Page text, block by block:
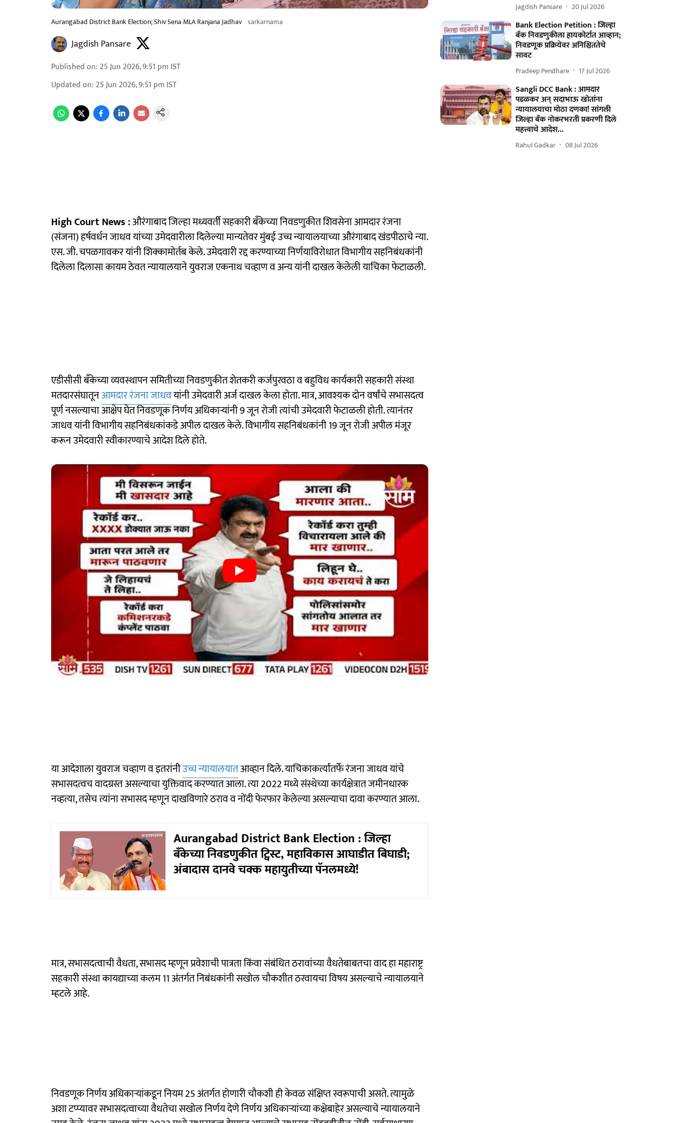
Aurangabad District Bank Election; Shiv Sena MLA Ranjana Jadhav sarkarnama
Jagdish Pansare
Published on: 25 Jun 2026, 9:51 pm IST
Updated on: 25 Jun 2026, 9:51 pm IST
High Court News :औरंगाबाद जिल्हा मध्यवर्ती सहकारी बँकेच्या निवडणुकीत शिवसेना आमदार रंजना
(संजना) हर्षवर्धन जाधव यांच्या उमेदवारीला दिलेल्या मान्यतेवर मुंबई उच्च न्यायालयाच्या औरंगाबाद खंडपीठाचे न्या.
एस. जी. चपळगावकर यांनी शिक्कामोर्तब केले. उमेदवारी रद्द करण्याच्या निर्णयाविरोधात विभागीय सहनिबंधकांनी
दिलेला दिलासा कायम ठेवत न्यायालयाने युवराज एकनाथ चव्हाण व अन्य यांनी दाखल केलेली याचिका फेटाळली.
एडीसीसी बँकेच्या व्यवस्थापन समितीच्या निवडणुकीत शेतकरी कर्जपुरवठा व बहुविध कार्यकारी सहकारी संस्था
मतदारसंघातूनआमदार रंजना जाधवयांनी उमेदवारी अर्ज दाखल केला होता. मात्र, आवश्यक दोन वर्षांचे सभासदत्व
पूर्ण नसल्याचा आक्षेप घेत निवडणूक निर्णय अधिकाऱ्यांनी 9 जून रोजी त्यांची उमेदवारी फेटाळली होती. त्यानंतर
जाधव यांनी विभागीय सहनिबंधकांकडे अपील दाखल केले. विभागीय सहनिबंधकांनी 19 जून रोजी अपील मंजूर
करून उमेदवारी स्वीकारण्याचे आदेश दिले होते.
या आदेशाला युवराज चव्हाण व इतरांनीउच्च न्यायालयातआव्हान दिले. याचिकाकर्त्यांतर्फे रंजना जाधव यांचे
सभासदत्वच वादग्रस्त असल्याचा युक्तिवाद करण्यात आला. त्या 2022 मध्ये संस्थेच्या कार्यक्षेत्रात जमीनधारक
नव्हत्या, तसेच त्यांना सभासद म्हणून दाखविणारे ठराव व नोंदी फेरफार केलेल्या असल्याचा दावा करण्यात आला.
Aurangabad District Bank Election : जिल्हा
बँकेच्या निवडणुकीत ट्विस्ट, महाविकास आघाडीत बिघाडी;
अंबादास दानवे चक्क महायुतीच्या पॅनलमध्ये!
मात्र, सभासदत्वाची वैधता, सभासद म्हणून प्रवेशाची पात्रता किंवा संबंधित ठरावांच्या वैधतेबाबतचा वाद हा महाराष्ट्र
सहकारी संस्था कायद्याच्या कलम 11 अंतर्गत निबंधकांनी सखोल चौकशीत ठरवायचा विषय असल्याचे न्यायालयाने
म्हटले आहे.
निवडणूक निर्णय अधिकाऱ्यांकडून नियम 25 अंतर्गत होणारी चौकशी ही केवळ संक्षिप्त स्वरूपाची असते. त्यामुळे
अशा टप्प्यावर सभासदत्वाच्या वैधतेचा सखोल निर्णय देणे निर्णय अधिकाऱ्यांच्या कक्षेबाहेर असल्याचे न्यायालयाने
Jagdish Pansare 20 Jul 2026
Bank Election Petition : जिल्हा
बँक निवडणुकीला हायकोर्टात आव्हान;
निवडणूक प्रक्रियेवर अनिश्चिततेचे
सावट
Pradeep Pendhare 17 Jul 2026
Sangli DCC Bank : आमदार
पडळकर अन् सदाभाऊ खोतांना
न्यायालयाचा मोठा दणका! सांगली
जिल्हा बँक नोकरभरती प्रकरणी दिले
महत्त्वाचे आदेश...
Rahul Gadkar 08 Jul 2026